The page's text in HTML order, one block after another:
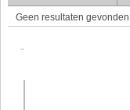
Geen resultaten gevonden